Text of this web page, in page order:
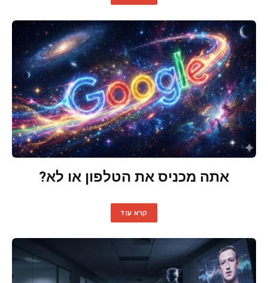
אתה מכניס את הטלפון או לא?
קרא עוד